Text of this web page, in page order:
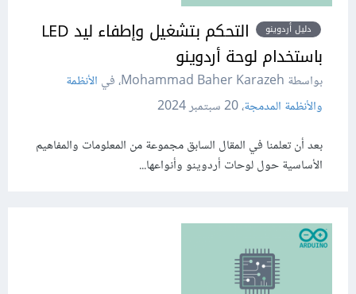
دليل أردوينو
التحكم بتشغيل وإطفاء ليد LED
باستخدام لوحة أردوينو
بواسطة Mohammad Baher Karazeh، في
الأنظمة
والأنظمة المدمجة،20 سبتمبر 2024
بعد أن تعلمنا في المقال السابق مجموعة من المعلومات والمفاهيم
الأساسية حول لوحات أردوينو وأنواعها...